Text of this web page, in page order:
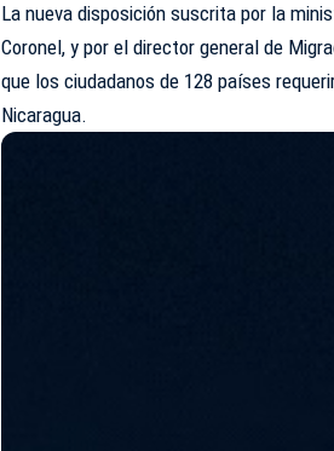
La nueva disposición suscrita por la
Coronel, y por el director general de
que los ciudadanos de 128 países
Nicaragua.